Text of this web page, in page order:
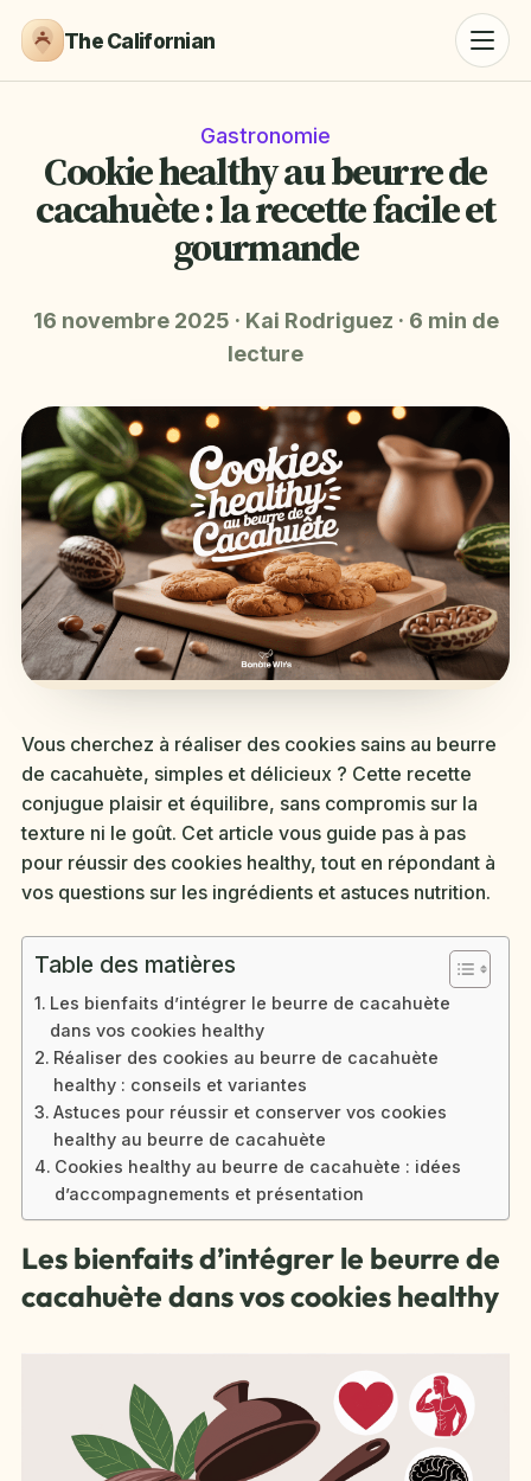
The Californian
Gastronomie
Cookie healthy au beurre de
cacahuète : la recette facile et
gourmande
16 novembre 2025 · Kai Rodriguez · 6 min de
lecture
Vous cherchez à réaliser des cookies sains au beurre
de cacahuète, simples et délicieux ? Cette recette
conjugue plaisir et équilibre, sans compromis sur la
texture ni le goût. Cet article vous guide pas à pas
pour réussir des cookies healthy, tout en répondant à
vos questions sur les ingrédients et astuces nutrition.
Table des matières
Les bienfaits d’intégrer le beurre de cacahuète
dans vos cookies healthy
Réaliser des cookies au beurre de cacahuète
healthy : conseils et variantes
Astuces pour réussir et conserver vos cookies
healthy au beurre de cacahuète
Cookies healthy au beurre de cacahuète : idées
d’accompagnements et présentation
Les bienfaits d’intégrer le beurre de
cacahuète dans vos cookies healthy